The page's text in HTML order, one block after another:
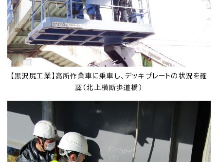
【黒沢尻工業】高所作業車に乗車し、デッキプレートの状況を確
認（北上横断歩道橋）